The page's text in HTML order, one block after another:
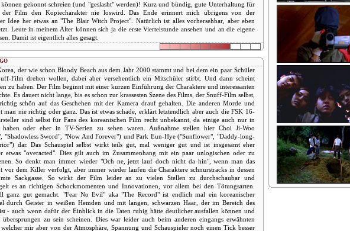
gekonnt schreien (und "geslasht" werden)! Kurz und bündig, gute Unterhaltung für
der Film den Kopiecharakter nie loswird. Das Ende erinnert mich übrigens von der
Idee her etwas an "The Blair Witch Project". Natürlich ist alles vorhersehbar, aber eben
Leute in meinem Alter können sich ja die erste Viertelstunde ansehen und an die eigene
Damit ist eigentlich alles gesagt.
der wie schon Bloody Beach aus dem Jahr 2000 stammt und bei dem ein paar Schüler
Film drehen wollen, dabei aber versehentlich ein Mitschüler stirbt. Und dann scheint
zu haben. Der Film beginnt mit einer kurzen Einführung der Charaktere und interessanten
Es dauert nicht lange, bis es schon zur krassesten Szene des Films, der Snuff-Film selbst,
schön auf das Geschehen mit der Kamera drauf gehalten. Die anderen Morde und
man nie richtig oder ganz. Das ist etwas schade, erklärt letztendlich aber auch die FSK 16-
sind selbst für Fans des koreanischen Film recht unbekannt, da einige auch nur in
oder eher in TV-Serien zu sehen waren. Außnahme stellen hier Choi Ji-Woo
"Shadowless Sword", "Now And Forever") und Park Eun-Hye ("Sunflower", "Daddy-long-
dar. Das Schauspiel selbst wirkt teils gut, mal weniger gut und ist insgesamt eher
etwas "overacted". Dies gilt auch im Zusammenhang mit ein paar unlogischen oder zu
So denkt man immer wieder "Och ne, jetzt lauf doch nicht da hin", wenn man das
vor dem Killer verfolgt, aber immer wieder laufen die Charaktere schnurstracks in dessen
Sackgasse. So wirkt der Film leider an zu vielen Stellen zu durchschaubar und
es an richtigen Schockmomenten und Innovationen, vor allem bei den Tötungsarten.
ganz gut gemacht. "Fear No Evil" aka "The Record" ist endlich mal ein koreanischer
durch Geister in weißen Hemden und mit langen, schwarzen Haar, der im Bereich des
- auch wenn dafür der Einblick in die Taten ruhig hätte deutlicher ausfallen können und
übersprungen zu sein scheinen. Dies war leider auch beim anderen eingangs erwähnten
mir aber von der Atmosphäre, Spannung und Schauspieler noch einen Tick besser